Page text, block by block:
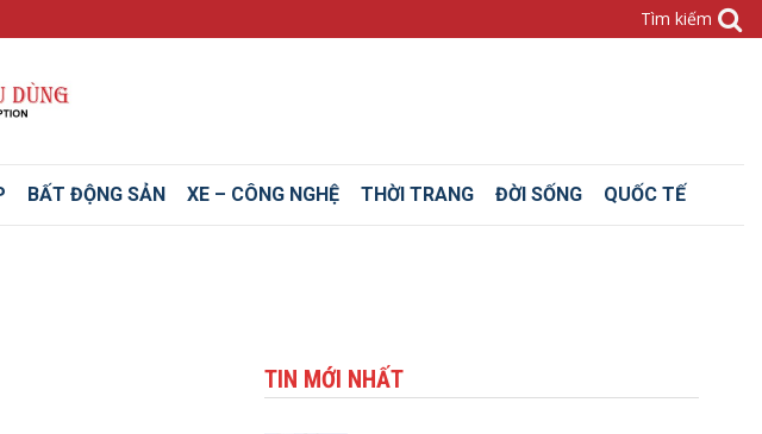
BẤT ĐỘNG SẢN XE – CÔNG NGHỆ THỜI TRANG ĐỜI SỐNG QUỐC TẾ
TIN MỚI NHẤT